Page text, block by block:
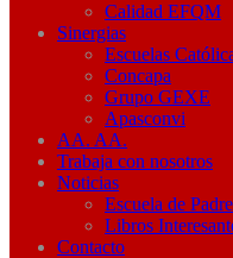
Calidad EFQM
Sinergias
Escuelas
Concapa
Grupo GEXE
Apasconvi
AA. AA.
Trabaja con nosotros
Noticias
Escuela de
Libros
Contacto